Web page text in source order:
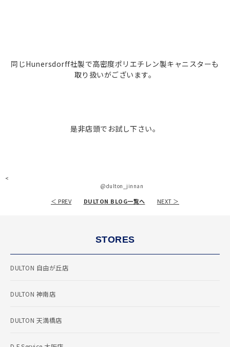
同じHunersdorff社製で高密度ポリエチレン製キャニスターも
取り扱いがございます。
是非店頭でお試し下さい。
<
@dulton_jinnan
＜ PREV DULTON BLOG一覧へ NEXT ＞
STORES
DULTON 自由が丘店
DULTON 神南店
DULTON 天満橋店